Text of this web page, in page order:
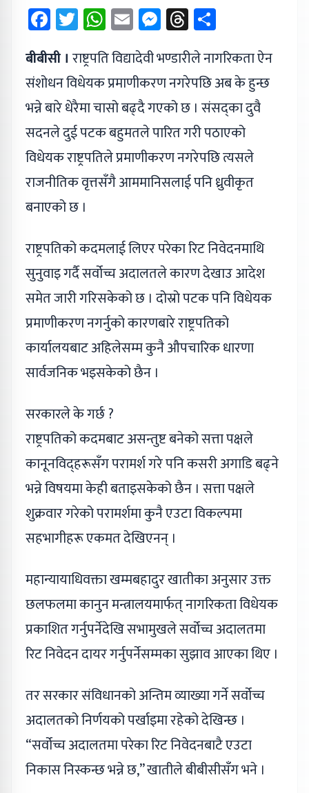
Facebook
Twitter
WhatsApp
EmailMessenger
Threads
बीबीसी । राष्ट्रपति विद्यादेवी भण्डारीले नागरिकता ऐन
संशोधन विधेयक प्रमाणीकरण नगरेपछि अब के हुन्छ
भन्ने बारे धेरैमा चासो बढ्दै गएको छ । संसद्‌का दुवै
सदनले दुई पटक बहुमतले पारित गरी पठाएको
विधेयक राष्ट्रपतिले प्रमाणीकरण नगरेपछि त्यसले
राजनीतिक वृत्तसँगै आममानिसलाई पनि ध्रुवीकृत
बनाएको छ ।
राष्ट्रपतिको कदमलाई लिएर परेका रिट निवेदनमाथि
सुनुवाइ गर्दै सर्वोच्च अदालतले कारण देखाउ आदेश
समेत जारी गरिसकेको छ । दोस्रो पटक पनि विधेयक
प्रमाणीकरण नगर्नुको कारणबारे राष्ट्रपतिको
कार्यालयबाट अहिलेसम्म कुनै औपचारिक धारणा
सार्वजनिक भइसकेको छैन ।
सरकारले के गर्छ ?
राष्ट्रपतिको कदमबाट असन्तुष्ट बनेको सत्ता पक्षले
कानूनविद्‌हरूसँग परामर्श गरे पनि कसरी अगाडि बढ्ने
भन्ने विषयमा केही बताइसकेको छैन । सत्ता पक्षले
शुक्रवार गरेको परामर्शमा कुनै एउटा विकल्पमा
सहभागीहरू एकमत देखिएनन् ।
महान्यायाधिवक्ता खम्मबहादुर खातीका अनुसार उक्त
छलफलमा कानुन मन्त्रालयमार्फत्‌ नागरिकता विधेयक
प्रकाशित गर्नुपर्नेदेखि सभामुखले सर्वोच्च अदालतमा
रिट निवेदन दायर गर्नुपर्नेसम्मका सुझाव आएका थिए ।
तर सरकार संविधानको अन्तिम व्याख्या गर्ने सर्वोच्च
अदालतको निर्णयको पर्खाइमा रहेको देखिन्छ ।
“सर्वोच्च अदालतमा परेका रिट निवेदनबाटै एउटा
निकास निस्कन्छ भन्ने छ,” खातीले बीबीसीसँग भने ।